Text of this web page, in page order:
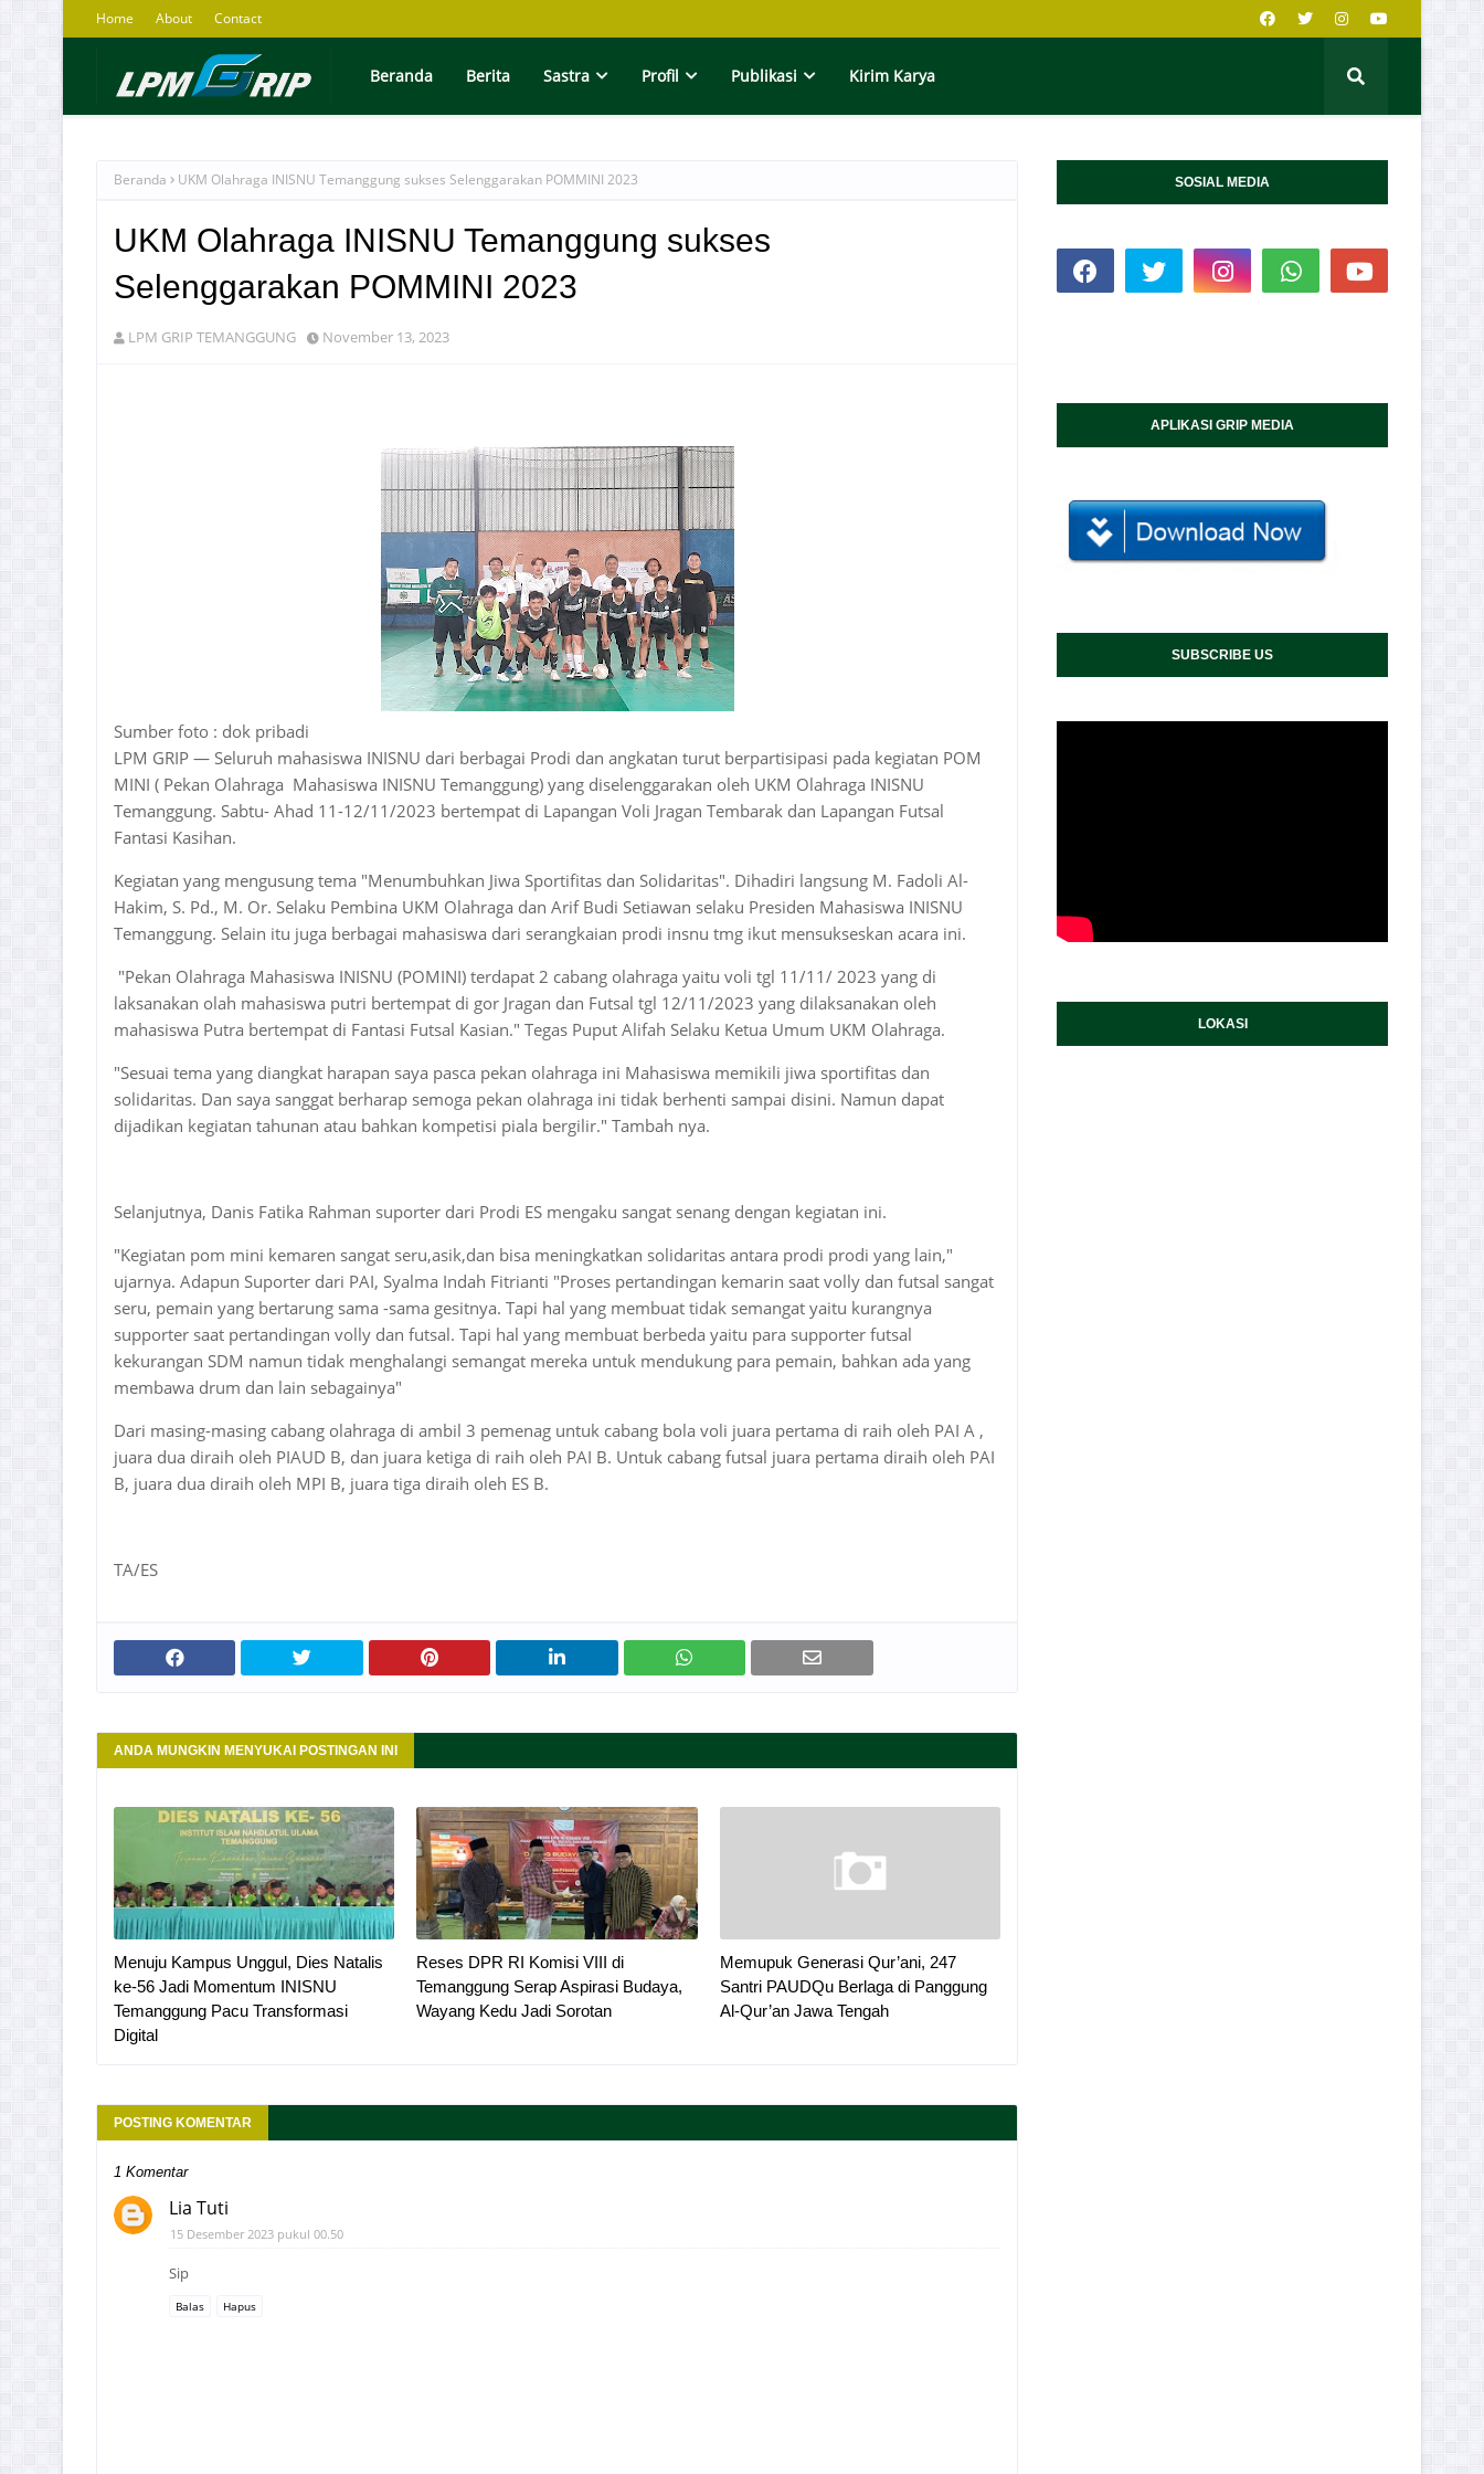
Home About Contact
Beranda Berita Sastra Profil Publikasi Kirim Karya
Beranda UKM Olahraga INISNU Temanggung sukses Selenggarakan POMMINI 2023
UKM Olahraga INISNU Temanggung sukses
Selenggarakan POMMINI 2023
LPM GRIP TEMANGGUNG November 13, 2023
Sumber foto : dok pribadi
LPM GRIP — Seluruh mahasiswa INISNU dari berbagai Prodi dan angkatan turut berpartisipasi pada kegiatan POM
MINI ( Pekan Olahraga Mahasiswa INISNU Temanggung) yang diselenggarakan oleh UKM Olahraga INISNU
Temanggung. Sabtu- Ahad 11-12/11/2023 bertempat di Lapangan Voli Jragan Tembarak dan Lapangan Futsal
Fantasi Kasihan.
Kegiatan yang mengusung tema "Menumbuhkan Jiwa Sportifitas dan Solidaritas". Dihadiri langsung M. Fadoli Al-
Hakim, S. Pd., M. Or. Selaku Pembina UKM Olahraga dan Arif Budi Setiawan selaku Presiden Mahasiswa INISNU
Temanggung. Selain itu juga berbagai mahasiswa dari serangkaian prodi insnu tmg ikut mensukseskan acara ini.
"Pekan Olahraga Mahasiswa INISNU (POMINI) terdapat 2 cabang olahraga yaitu voli tgl 11/11/ 2023 yang di
laksanakan olah mahasiswa putri bertempat di gor Jragan dan Futsal tgl 12/11/2023 yang dilaksanakan oleh
mahasiswa Putra bertempat di Fantasi Futsal Kasian." Tegas Puput Alifah Selaku Ketua Umum UKM Olahraga.
"Sesuai tema yang diangkat harapan saya pasca pekan olahraga ini Mahasiswa memikili jiwa sportifitas dan
solidaritas. Dan saya sanggat berharap semoga pekan olahraga ini tidak berhenti sampai disini. Namun dapat
dijadikan kegiatan tahunan atau bahkan kompetisi piala bergilir." Tambah nya.
Selanjutnya, Danis Fatika Rahman suporter dari Prodi ES mengaku sangat senang dengan kegiatan ini.
"Kegiatan pom mini kemaren sangat seru,asik,dan bisa meningkatkan solidaritas antara prodi prodi yang lain,"
ujarnya. Adapun Suporter dari PAI, Syalma Indah Fitrianti "Proses pertandingan kemarin saat volly dan futsal sangat
seru, pemain yang bertarung sama -sama gesitnya. Tapi hal yang membuat tidak semangat yaitu kurangnya
supporter saat pertandingan volly dan futsal. Tapi hal yang membuat berbeda yaitu para supporter futsal
kekurangan SDM namun tidak menghalangi semangat mereka untuk mendukung para pemain, bahkan ada yang
membawa drum dan lain sebagainya"
Dari masing-masing cabang olahraga di ambil 3 pemenag untuk cabang bola voli juara pertama di raih oleh PAI A ,
juara dua diraih oleh PIAUD B, dan juara ketiga di raih oleh PAI B. Untuk cabang futsal juara pertama diraih oleh PAI
B, juara dua diraih oleh MPI B, juara tiga diraih oleh ES B.
TA/ES
ANDA MUNGKIN MENYUKAI POSTINGAN INI
Menuju Kampus Unggul, Dies Natalis
ke-56 Jadi Momentum INISNU
Temanggung Pacu Transformasi
Digital
Reses DPR RI Komisi VIII di
Temanggung Serap Aspirasi Budaya,
Wayang Kedu Jadi Sorotan
Memupuk Generasi Qur’ani, 247
Santri PAUDQu Berlaga di Panggung
Al-Qur’an Jawa Tengah
POSTING KOMENTAR
1 Komentar
Lia Tuti
15 Desember 2023 pukul 00.50
Sip
Balas Hapus
SOSIAL MEDIA
APLIKASI GRIP MEDIA
SUBSCRIBE US
LOKASI